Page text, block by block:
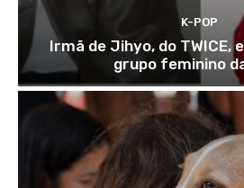
K-POP
Irmã de Jihyo, do TWICE,
grupo feminino